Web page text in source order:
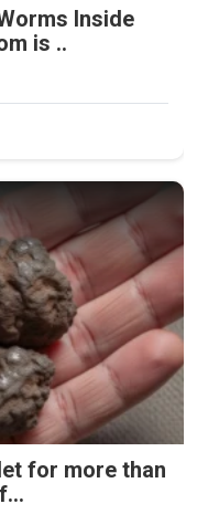
Inside
is ..
for more than